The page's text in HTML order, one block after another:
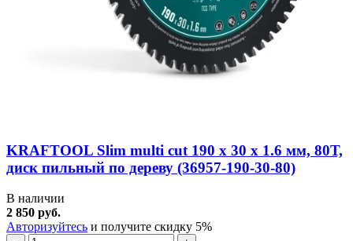
KRAFTOOL Slim multi cut 190 х 30 x 1.6 мм, 80Т,
диск пильный по дереву (36957-190-30-80)
В наличии
2 850 руб.
Авторизуйтесь и получите скидку 5%